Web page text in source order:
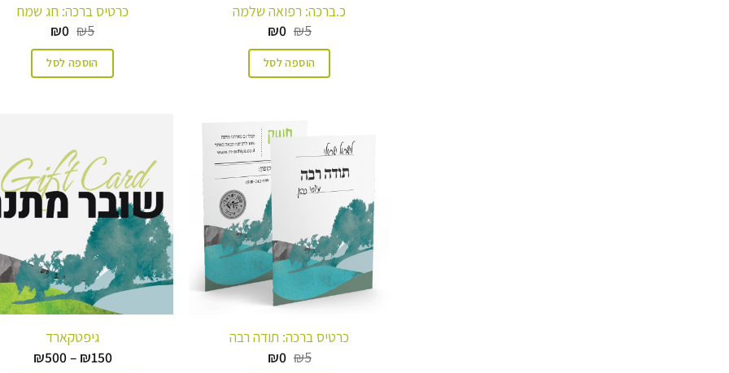
כ.ברכה: רפואה שלמה
₪5 המחיר
היה:
₪5.
₪0
הוא:
₪0.הוספה לסל
כרטיס ברכה: חג שמח
₪5 המחיר
היה:
₪5.
₪0
הוא:
₪0.הוספה לסל
כרטיס ברכה: תודה רבה
₪5 המחיר
₪0
גיפטקארד
₪150
–
₪500